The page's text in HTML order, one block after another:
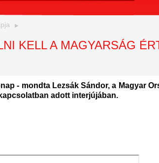
KELL A MAGYARSÁG
- mondta Lezsák Sándor, a Magyar
adott interjújában.